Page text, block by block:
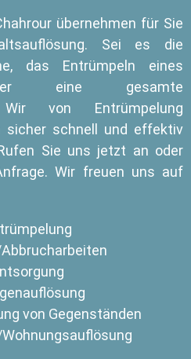
übernehmen für Sie
Sei es die
das Entrümpeln eines
eine gesamte
Wir von Entrümpelung
sicher schnell und effektiv
Sie uns jetzt an oder
Wir freuen uns auf
von Gegenständen